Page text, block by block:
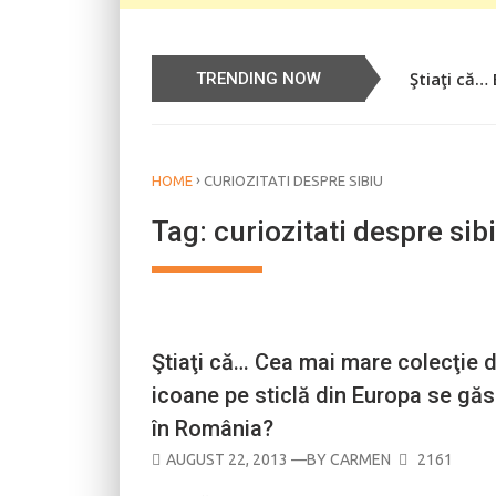
TRENDING NOW Ştiaţi că…
Știați că…
HOME › CURIOZITATI DESPRE SIBIU
Tag: curiozitati despre
Ştiaţi că… Cea mai mare colecţie
icoane pe sticlă din Europa se
în România?
POSTED
AUGUST 22, 2013 —BYCARMEN 2161